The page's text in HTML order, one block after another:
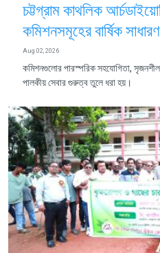
চট্টগ্রাম কাথলিক
কমিশনসমূহের বার্ষিক
Aug 02, 2026
কমিশনগুলোর পারস্পরিক সহযোগিতা,
পালকীয় সেবার গুরুত্ব তুলে ধরা হয়।